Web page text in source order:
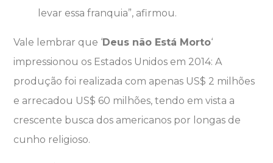
levar essa franquia”, afirmou.
Vale lembrar que ‘Deus não Está Morto‘
impressionou os Estados Unidos em 2014: A
produção foi realizada com apenas US$ 2 milhões
e arrecadou US$ 60 milhões, tendo em vista a
crescente busca dos americanos por longas de
cunho religioso.